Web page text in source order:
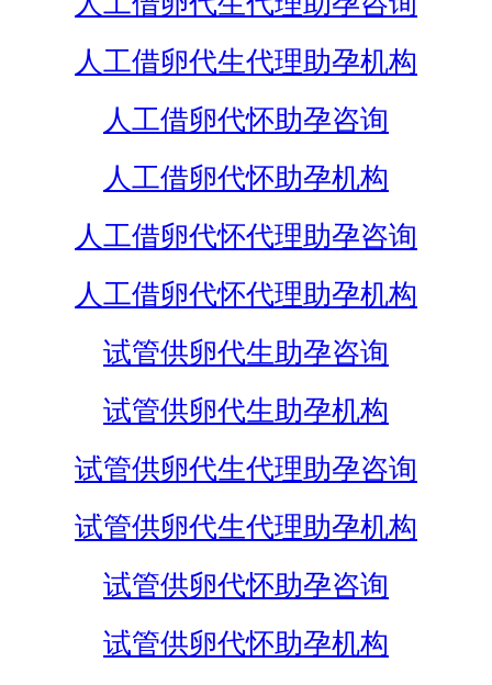
人工借卵代生代理助孕机构
人工借卵代怀助孕咨询
人工借卵代怀助孕机构
人工借卵代怀代理助孕咨询
人工借卵代怀代理助孕机构
试管供卵代生助孕咨询
试管供卵代生助孕机构
试管供卵代生代理助孕咨询
试管供卵代生代理助孕机构
试管供卵代怀助孕咨询
试管供卵代怀助孕机构